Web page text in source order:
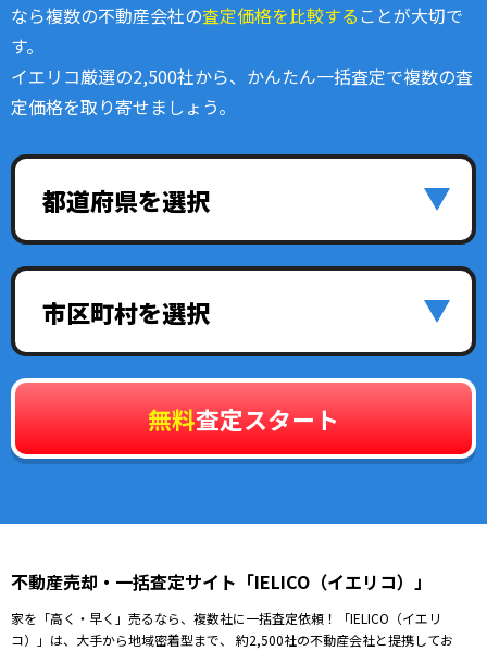
なら複数の不動産会社の査定価格を比較する ことが大切で
す。
イエリコ厳選の2,500社から、かんたん一括査定で複数の査
定価格を取り寄せましょう。
都道府県を選択
市区町村を選択
無料査定スタート
不動産売却・一括査定サイト「IELICO（イエリコ）」
家を「高く・早く」売るなら、複数社に一括査定依頼！「IELICO（イエリ
コ）」は、大手から地域密着型まで、 約2,500社の不動産会社と提携してお